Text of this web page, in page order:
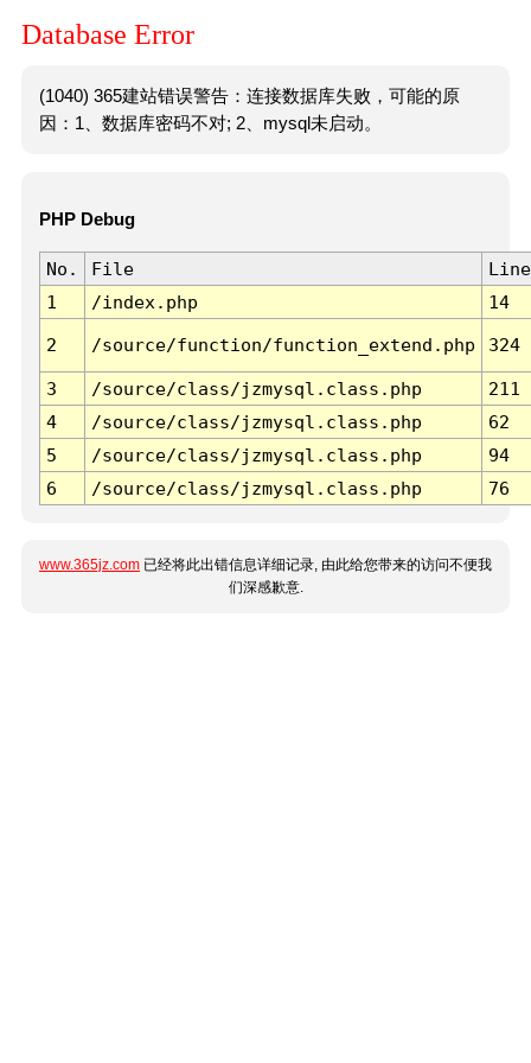
Database Error
(1040) 365建站错误警告：连接数据库失败，可能的原
因：1、数据库密码不对; 2、mysql未启动。
PHP Debug
No. File
Line
1
/index.php 14
2 /source/function/function_extend.php 324
3 /source/class/jzmysql.class.php
211
4
/source/class/jzmysql.class.php
62
5
/source/class/jzmysql.class.php
94
6
/source/class/jzmysql.class.php 76
www.365jz.com 已经将此出错信息详细记录, 由此给您带来的访问不便我
们深感歉意.